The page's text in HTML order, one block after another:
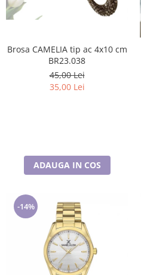
Brosa CAMELIA tip ac 4x10 cm
BR23.038
45,00 Lei
35,00 Lei
ADAUGA IN COS
-14%